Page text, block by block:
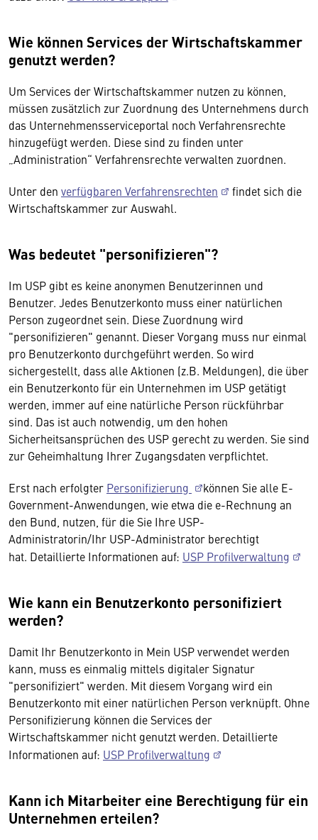
Wie können Services der Wirtschaftskammer
genutzt werden?
Um Services der Wirtschaftskammer nutzen zu können,
müssen zusätzlich zur Zuordnung des Unternehmens durch
das Unternehmensserviceportal noch Verfahrensrechte
hinzugefügt werden. Diese sind zu finden unter
„Administration“ Verfahrensrechte verwalten zuordnen.
Unter den verfügbaren Verfahrensrechten
findet sich die
Wirtschaftskammer zur Auswahl.
Was bedeutet "personifizieren"?
Im USP gibt es keine anonymen Benutzerinnen und
Benutzer. Jedes Benutzerkonto muss einer natürlichen
Person zugeordnet sein. Diese Zuordnung wird
"personifizieren" genannt. Dieser Vorgang muss nur einmal
pro Benutzerkonto durchgeführt werden. So wird
sichergestellt, dass alle Aktionen (z.B. Meldungen), die über
ein Benutzerkonto für ein Unternehmen im USP getätigt
werden, immer auf eine natürliche Person rückführbar
sind. Das ist auch notwendig, um den hohen
Sicherheitsansprüchen des USP gerecht zu werden. Sie sind
zur Geheimhaltung Ihrer Zugangsdaten verpflichtet.
Erst nach erfolgter Personifizierung
können Sie alle E-
Government-Anwendungen, wie etwa die e-Rechnung an
den Bund, nutzen, für die Sie Ihre USP-
Administratorin/Ihr USP-Administrator berechtigt
hat. Detaillierte Informationen auf: USP Profilverwaltung
Wie kann ein Benutzerkonto personifiziert
werden?
Damit Ihr Benutzerkonto in Mein USP verwendet werden
kann, muss es einmalig mittels digitaler Signatur
"personifiziert" werden. Mit diesem Vorgang wird ein
Benutzerkonto mit einer natürlichen Person verknüpft. Ohne
Personifizierung können die Services der
Wirtschaftskammer nicht genutzt werden. Detaillierte
Informationen auf: USP Profilverwaltung
Kann ich Mitarbeiter eine Berechtigung für ein
Unternehmen erteilen?